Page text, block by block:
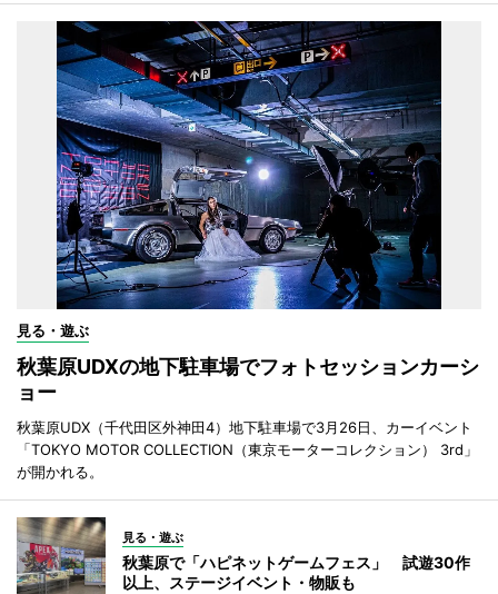
見る・遊ぶ
秋葉原UDXの地下駐車場でフォトセッションカーシ
ョー
秋葉原UDX（千代田区外神田4）地下駐車場で3月26日、カーイベント
「TOKYO MOTOR COLLECTION（東京モーターコレクション） 3rd」
が開かれる。
見る・遊ぶ
秋葉原で「ハピネットゲームフェス」 試遊30作
以上、ステージイベント・物販も